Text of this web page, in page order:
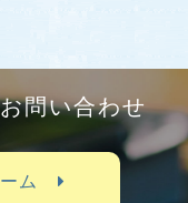
問い合わせ
ーム